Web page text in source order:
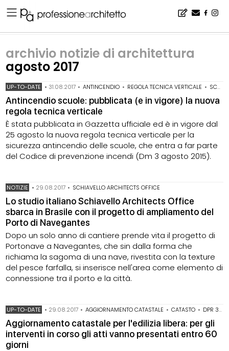
archivio notizie di architettura
agosto 2017
UP-TO-DATE • 31.08.2017 • ANTINCENDIO • REGOLA TECNICA VERTICALE • SCUOLE
Antincendio scuole: pubblicata (e in vigore) la nuova
regola tecnica verticale
È stata pubblicata in Gazzetta ufficiale ed è in vigore dal
25 agosto la nuova regola tecnica verticale per la
sicurezza antincendio delle scuole, che entra a far parte
del Codice di prevenzione incendi (Dm 3 agosto 2015).
NOTIZIE • 29.08.2017 • SCHIAVELLO ARCHITECTS OFFICE
Lo studio italiano Schiavello Architects Office
sbarca in Brasile con il progetto di ampliamento del
Porto di Navegantes
Dopo un solo anno di cantiere prende vita il progetto di
Portonave a Navegantes, che sin dalla forma che
richiama la sagoma di una nave, rivestita con la texture
del pesce farfalla, si inserisce nell'area come elemento di
connessione tra il porto e la città.
UP-TO-DATE • 29.08.2017 • AGGIORNAMENTO CATASTALE • CATASTO • DPR 380/2001
Aggiornamento catastale per l'edilizia libera: per gli
interventi in corso gli atti vanno presentati entro 60
giorni